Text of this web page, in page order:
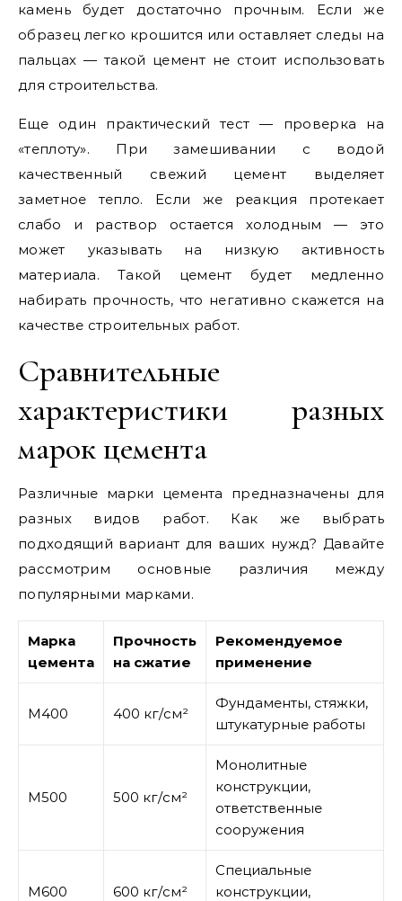
камень будет достаточно прочным. Если же
образец легко крошится или оставляет следы на
пальцах — такой цемент не стоит использовать
для строительства.
Еще один практический тест — проверка на
«теплоту». При замешивании с водой
качественный свежий цемент выделяет
заметное тепло. Если же реакция протекает
слабо и раствор остается холодным — это
может указывать на низкую активность
материала. Такой цемент будет медленно
набирать прочность, что негативно скажется на
качестве строительных работ.
Сравнительные
характеристики разных
марок цемента
Различные марки цемента предназначены для
разных видов работ. Как же выбрать
подходящий вариант для ваших нужд? Давайте
рассмотрим основные различия между
популярными марками.
Марка
цемента
Прочность
на сжатие
Рекомендуемое
применение
М400 400 кг/см²
Фундаменты, стяжки,
штукатурные работы
М500 500 кг/см²
Монолитные
конструкции,
ответственные
сооружения
М600 600 кг/см²
Специальные
конструкции,